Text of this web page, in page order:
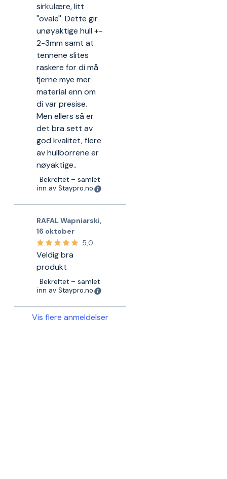
sirkulære, litt
''ovale''. Dette gir
unøyaktige hull +-
2-3mm samt at
tennene slites
raskere for di må
fjerne mye mer
material enn om
di var presise.
Men ellers så er
det bra sett av
god kvalitet, flere
av hullborrene er
nøyaktige..
Bekreftet – samlet
inn av Staypro.no
RAFAL Wapniarski
16 oktober
5,0
Veldig bra
produkt
Bekreftet – samlet
inn av Staypro.no
Vis flere anmeldelser